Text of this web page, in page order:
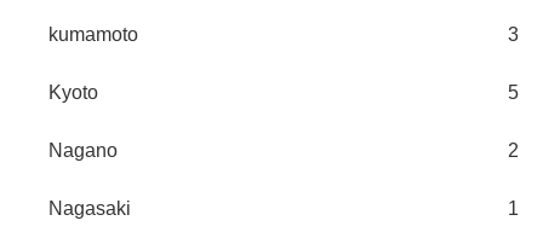
kumamoto 3
Kyoto 5
Nagano 2
Nagasaki 1